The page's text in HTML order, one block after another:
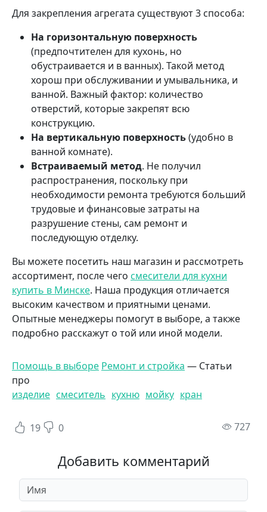
Для закрепления агрегата существуют 3 способа:
На горизонтальную поверхность
(предпочтителен для кухонь, но
обустраивается и в ванных). Такой метод
хорош при обслуживании и умывальника, и
ванной. Важный фактор: количество
отверстий, которые закрепят всю
конструкцию.
На вертикальную поверхность(удобно в
ванной комнате).
Встраиваемый метод. Не получил
распространения, поскольку при
необходимости ремонта требуются больший
трудовые и финансовые затраты на
разрушение стены, сам ремонт и
последующую отделку.
Вы можете посетить наш магазин и рассмотреть
ассортимент, после чего смесители для кухни
купить в Минске. Наша продукция отличается
высоким качеством и приятными ценами.
Опытные менеджеры помогут в выборе, а также
подробно расскажут о той или иной модели.
Помощь в выборе Ремонт и стройка — Статьи
про
изделие смеситель кухню мойку кран
19 0 727
Добавить комментарий